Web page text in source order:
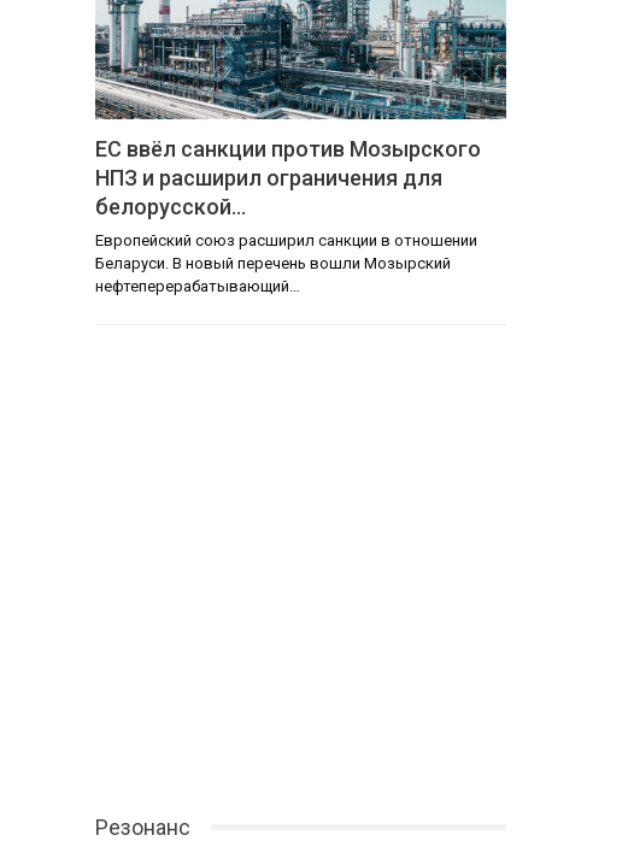
ЕС ввёл санкции против Мозырского
НПЗ и расширил ограничения для
белорусской…
Европейский союз расширил санкции в отношении
Беларуси. В новый перечень вошли Мозырский
нефтеперерабатывающий…
Резонанс